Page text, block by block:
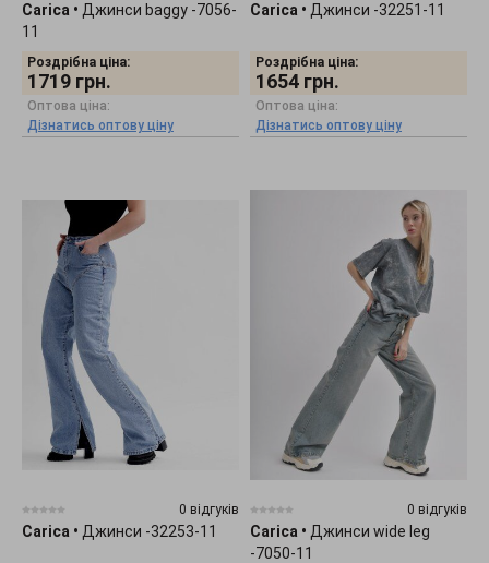
Carica • Джинси baggy -7056-
11
Роздрібна ціна:
1719 грн.
Оптова ціна:
Дізнатись оптову ціну
Carica • Джинси -32251-11
Роздрібна ціна:
1654 грн.
Оптова ціна:
Дізнатись оптову ціну
0 відгуків
Carica • Джинси -32253-11
0 відгуків
Carica • Джинси wide leg
-7050-11